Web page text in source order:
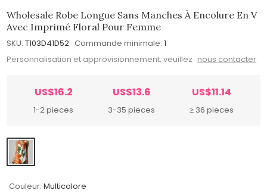
Wholesale Robe Longue Sans Manches À Encolure En V
Avec Imprimé Floral Pour Femme
SKU: T103D41D52 Commande minimale: 1
Personnalisation et approvisionnement, veuillez nous contacter
US$16.2
1-2 pieces
US$13.6
3-35 pieces
US$11.14
≥ 36 pieces
Couleur: Multicolore